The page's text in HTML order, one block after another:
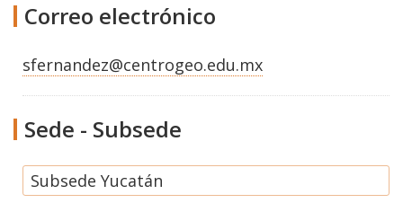
Correo electrónico
sfernandez@centrogeo.edu.mx
Sede - Subsede
Subsede Yucatán